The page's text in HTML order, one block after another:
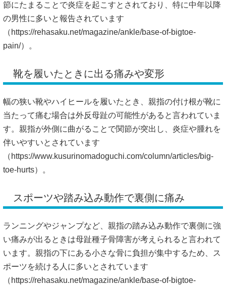
節にたまることで炎症を起こすとされており、特に中年以降
の男性に多いと報告されています
（ https://rehasaku.net/magazine/ankle/base-of-bigtoe-
pain/）。
靴を履いたときに出る痛みや変形
幅の狭い靴やハイヒールを履いたとき、親指の付け根が靴に
当たって痛む場合は外反母趾の可能性があると言われていま
す。親指が外側に曲がることで関節が突出し、炎症や腫れを
伴いやすいとされています
（ https://www.kusurinomadoguchi.com/column/articles/big-
toe-hurts）。
スポーツや踏み込み動作で裏側に痛み
ランニングやジャンプなど、親指の踏み込み動作で裏側に強
い痛みが出るときは母趾種子骨障害が考えられると言われて
います。親指の下にある小さな骨に負担が集中するため、ス
ポーツを続ける人に多いとされています
（ https://rehasaku.net/magazine/ankle/base-of-bigtoe-